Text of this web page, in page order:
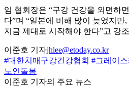
임 협회장은 “구강 건강을 외면하
다”며 “일본에 비해 많이 늦었지만
지금 제대로 시작해야 한다”고 강
이준호 기자jhlee@etoday.co.kr
#대한치매구강건강협회 #그레이
노인돌봄
이준호 기자의 주요 뉴스